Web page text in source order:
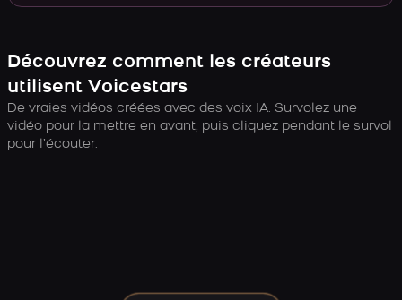
Découvrez comment les créateurs
utilisent Voicestars
De vraies vidéos créées avec des voix IA. Survolez une
vidéo pour la mettre en avant, puis cliquez pendant le survol
pour l’écouter.